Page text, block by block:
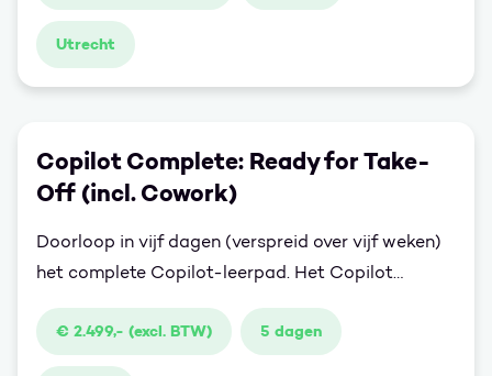
stap voor stap kennis en vaardigheden op, en past
die elke dag direct toe in je eigen werkpraktijk.
Utrecht
Copilot Complete: Ready for Take-
Off (incl. Cowork)
Doorloop in vijf dagen (verspreid over vijf weken)
het complete Copilot-leerpad. Het Copilot
Complete-programma combineert alle losse
trainingsdagen tot één samenhangende
leerervaring je bouwt stap voor stap kennis en
€ 2.499,- (excl. BTW) 5 dagen